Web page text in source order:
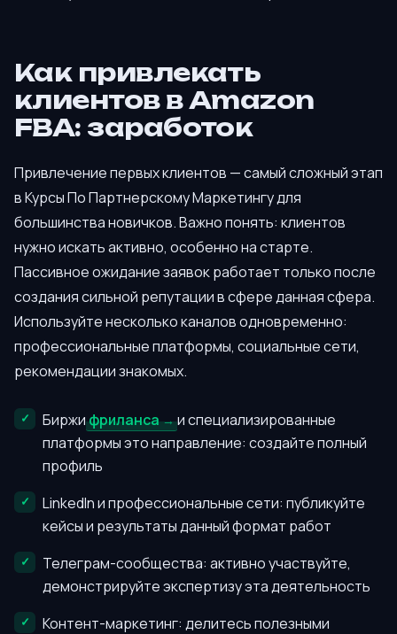
Как привлекать
клиентов в Amazon
FBA: заработок
Привлечение первых клиентов — самый сложный этап
в Курсы По Партнерскому Маркетингу для
большинства новичков. Важно понять: клиентов
нужно искать активно, особенно на старте.
Пассивное ожидание заявок работает только после
создания сильной репутации в сфере данная сфера.
Используйте несколько каналов одновременно:
профессиональные платформы, социальные сети,
рекомендации знакомых.
Биржифриланса
и специализированные
платформы это направление: создайте полный
профиль
LinkedIn и профессиональные сети: публикуйте
кейсы и результаты данный формат работ
Телеграм-сообщества: активно участвуйте,
демонстрируйте экспертизу эта деятельность
Контент-маркетинг: делитесь полезными